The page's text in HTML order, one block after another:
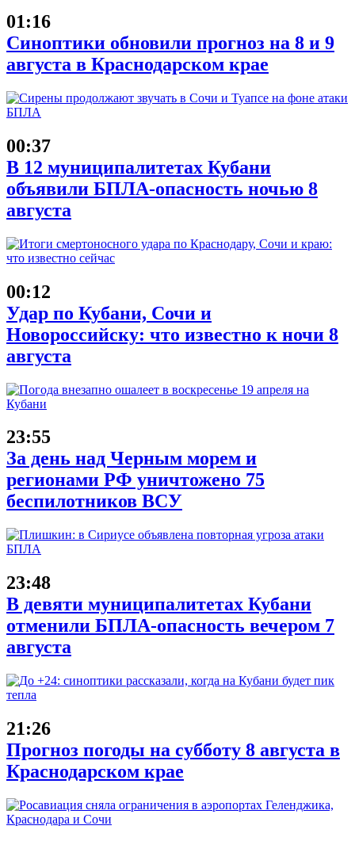
01:16
Синоптики обновили прогноз на 8 и 9
августа в Краснодарском крае
00:37
В 12 муниципалитетах Кубани
объявили БПЛА-опасность ночью 8
августа
00:12
Удар по Кубани, Сочи и
Новороссийску: что известно к ночи 8
августа
23:55
За день над Черным морем и
регионами РФ уничтожено 75
беспилотников ВСУ
23:48
В девяти муниципалитетах Кубани
отменили БПЛА-опасность вечером 7
августа
21:26
Прогноз погоды на субботу 8 августа в
Краснодарском крае